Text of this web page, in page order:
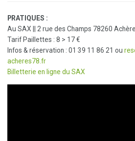
PRATIQUES :
Au SAX || 2 rue des Champs 78260
Tarif Paillettes : 8 > 17 €
Infos & réservation : 01 39 11 86 21 ou
acheres78.fr
Billetterie en ligne du SAX